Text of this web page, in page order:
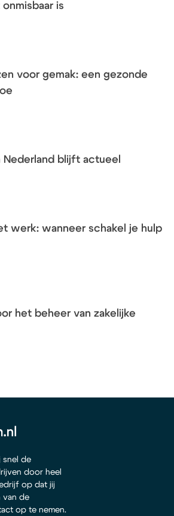
is
voor gemak: een gezonde
Nederland blijft actueel
werk: wanneer schakel je hulp
het beheer van zakelijke
snel de
door heel
op dat jij
van de
op te nemen.